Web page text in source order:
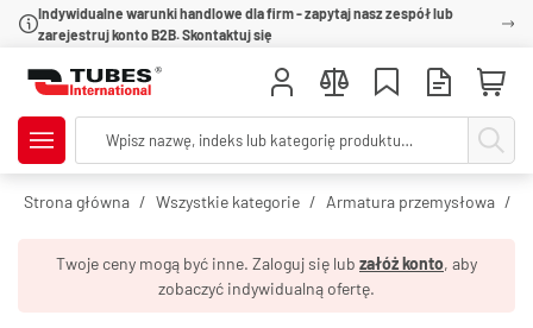
Indywidualne warunki handlowe dla firm - zapytaj nasz zespół lub
zarejestruj konto B2B. Skontaktuj się
Strona główna Wszystkie kategorie Armatura przemysłowa
Twoje ceny mogą być inne. Zaloguj się lub załóż konto, aby
zobaczyć indywidualną ofertę.